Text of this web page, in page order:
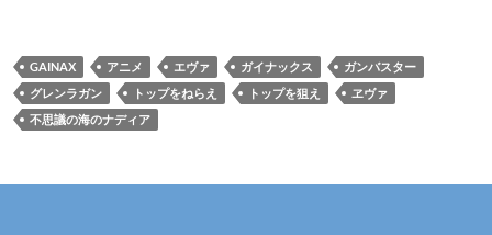
GAINAX アニメ エヴァ ガイナックス
ガンバスター
グレンラガン
トップをねらえ トップを狙え
ヱヴァ
不思議の海のナディア